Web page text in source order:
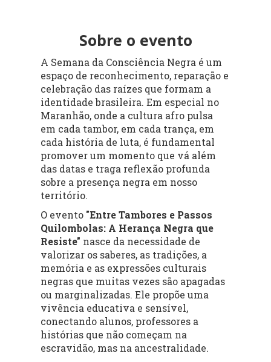
Sobre o evento
A Semana da Consciência Negra é um
espaço de reconhecimento, reparação e
celebração das raízes que formam a
identidade brasileira. Em especial no
Maranhão, onde a cultura afro pulsa
em cada tambor, em cada trança, em
cada história de luta, é fundamental
promover um momento que vá além
das datas e traga reflexão profunda
sobre a presença negra em nosso
território.
O evento "Entre Tambores e Passos
Quilombolas: A Herança Negra que
Resiste" nasce da necessidade de
valorizar os saberes, as tradições, a
memória e as expressões culturais
negras que muitas vezes são apagadas
ou marginalizadas. Ele propõe uma
vivência educativa e sensível,
conectando alunos, professores a
histórias que não começam na
escravidão, mas na ancestralidade.